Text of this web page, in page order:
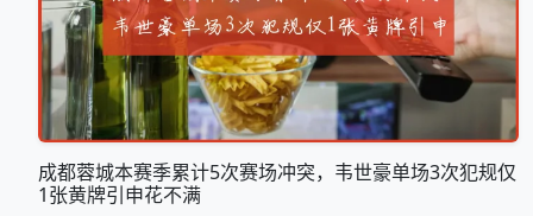
成都蓉城本赛季累计5次赛场冲突，韦世豪单场3次犯规仅
1张黄牌引申花不满